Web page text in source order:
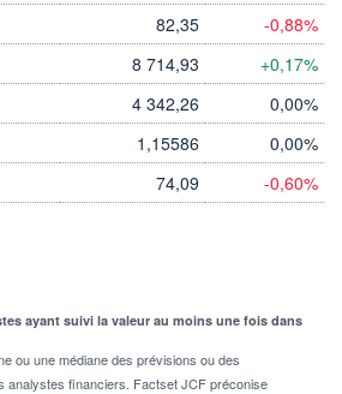
82,35 -0,88%
8 714,93 +0,17%
4 342,26 0,00%
1,15586 0,00%
74,09 -0,60%
ayant suivi la valeur au moins une fois dans
ou une médiane des prévisions ou des
analystes financiers. Factset JCF préconise